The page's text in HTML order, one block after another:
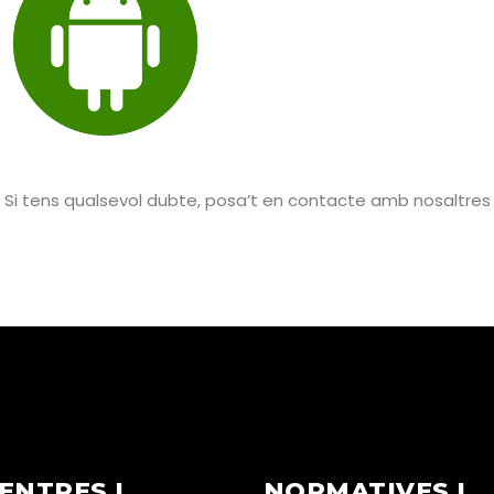
Si tens qualsevol dubte, posa’t en contacte amb nosaltres